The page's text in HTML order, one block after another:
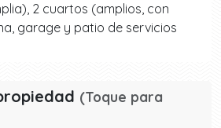
2 cuartos (amplios, con
garage y patio de servicios
(Toque para